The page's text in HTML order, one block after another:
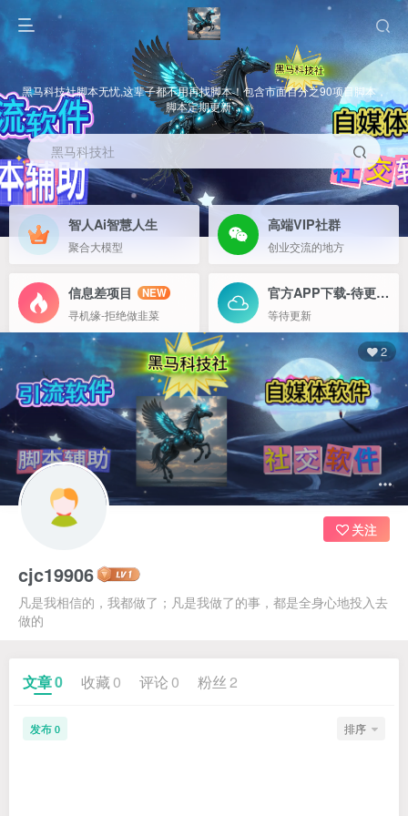
黑马科技社脚本无忧,这辈子都不用再找脚本！包含市面百分之90项目脚本，
脚本定期更新，
黑马科技社
智人Ai智慧人生
聚合大模型
高端VIP社群
创业交流的地方
信息差项目
NEW
寻机缘-拒绝做韭菜
官方APP下载-待更新
等待更新
2
cjc19906
凡是我相信的，我都做了；凡是我做了的事，都是全身心地投入去
做的
关注
文章0 收藏 0 评论 0 粉丝 2
发布 0 排序